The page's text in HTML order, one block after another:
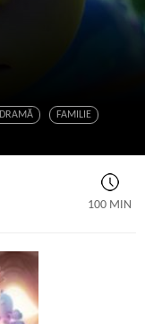
DRAMĂ
FAMILIE
100 MIN